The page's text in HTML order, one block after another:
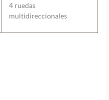
4 ruedas
multidireccionales